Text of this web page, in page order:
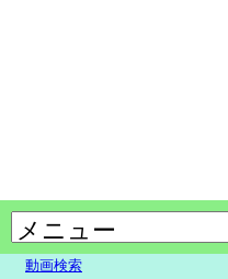
動画検索